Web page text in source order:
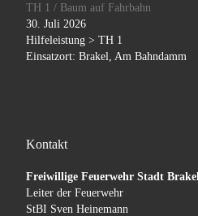
TH 1 / Baum auf Fahrbahn
30. Juli 2026
Hilfeleistung > TH 1
Einsatzort: Brakel, Am Bahndamm
Kontakt
Freiwillige Feuerwehr Stadt Brakel
Leiter der Feuerwehr
StBI Sven Heinemann